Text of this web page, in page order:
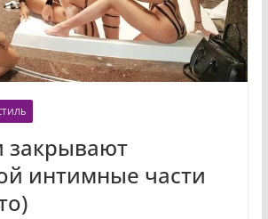
закрывают
интимные части